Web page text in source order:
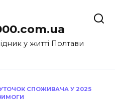
у житті Полтави
СПОЖИВАЧА У 2025